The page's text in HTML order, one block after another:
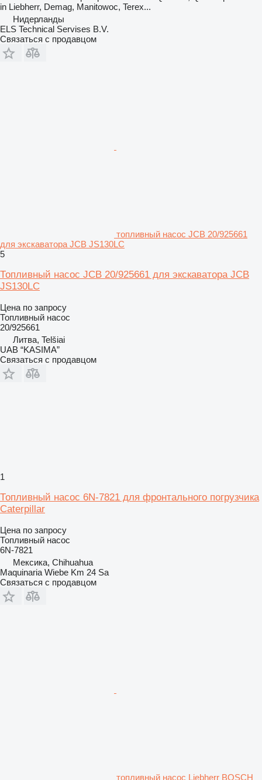
in Liebherr, Demag, Manitowoc, Terex...
Нидерланды
ELS Technical Servises B.V.
Связаться с продавцом
топливный насос JCB 20/925661
для экскаватора JCB JS130LC
5
Топливный насос JCB 20/925661 для экскаватора JCB
JS130LC
Цена по запросу
Топливный насос
20/925661
Литва, Telšiai
UAB “KASIMA”
Связаться с продавцом
1
Топливный насос 6N-7821 для фронтального погрузчика
Caterpillar
Цена по запросу
Топливный насос
6N-7821
Мексика, Chihuahua
Maquinaria Wiebe Km 24 Sa
Связаться с продавцом
топливный насос Liebherr BOSCH